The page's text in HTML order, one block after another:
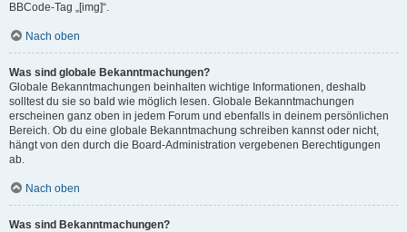
BBCode-Tag „[img]“.
Nach oben
Was sind globale Bekanntmachungen?
Globale Bekanntmachungen beinhalten wichtige Informationen, deshalb
solltest du sie so bald wie möglich lesen. Globale Bekanntmachungen
erscheinen ganz oben in jedem Forum und ebenfalls in deinem persönlichen
Bereich. Ob du eine globale Bekanntmachung schreiben kannst oder nicht,
hängt von den durch die Board-Administration vergebenen Berechtigungen
ab.
Nach oben
Was sind Bekanntmachungen?